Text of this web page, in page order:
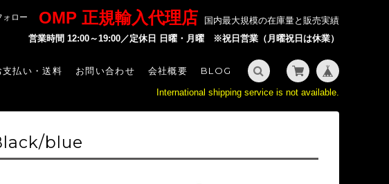
OMP 正規輸入代理店
国内最大規模の在庫量と販売実績
営業時間 12:00～19:00／定休日 日曜・月曜 ※祝日営業（月曜祝日は休業）
支払い・送料 お問い合わせ 会社概要 BLOG
International shipping service is not available.
blue